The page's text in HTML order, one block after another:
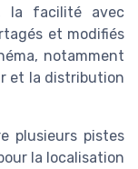
la facilité avec
et modifiés
notamment
et la distribution
plusieurs pistes
la localisation